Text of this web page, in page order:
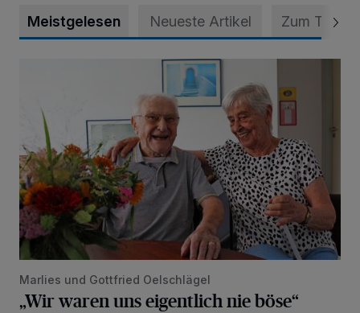
Meistgelesen Neueste Artikel Zum Thema
„Wir waren uns eigentlich nie böse“
Marlies und Gottfried Oelschlägel
„Wir waren uns eigentlich nie böse“